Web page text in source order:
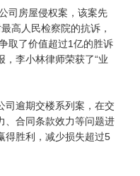
司房屋侵权案，该案先
高人民检察院的抗诉，
取了价值超过1亿的胜诉
李小林律师荣获了“业
逾期交楼系列案，在交
、合同条款效力等问题进
得胜利，减少损失超过5